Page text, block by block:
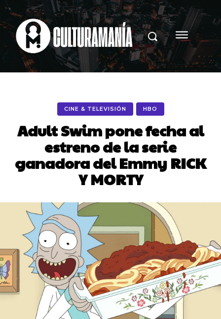
CINE & TELEVISIÓN HBO
Adult Swim pone fecha al
estreno de la serie
ganadora del Emmy RICK
Y MORTY